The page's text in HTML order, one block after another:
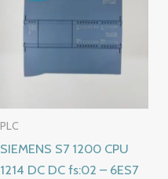
PLC
SIEMENS S7 1200 CPU
1214 DC DC fs:02 – 6ES7